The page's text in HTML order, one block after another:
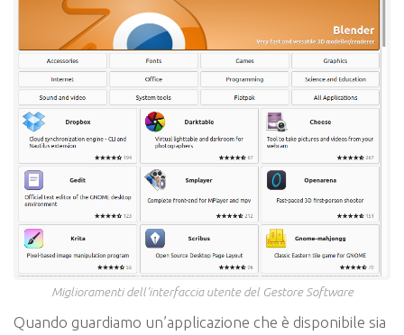
Miglioramenti dell’interfaccia utente del Gestore Software
Quando guardiamo un’applicazione che è disponibile sia